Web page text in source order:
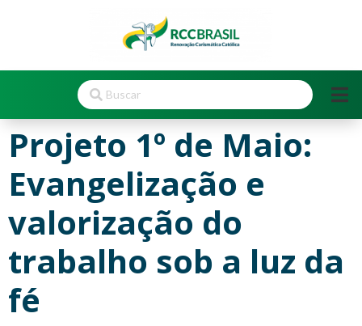
Projeto 1º de Maio:
Evangelização e
valorização do
trabalho sob a luz da
fé